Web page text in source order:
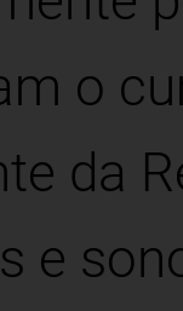
o
da
e